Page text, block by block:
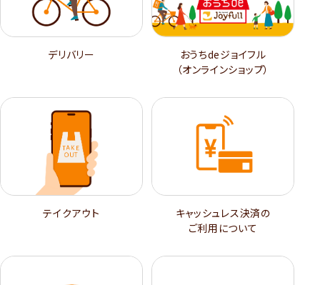
デリバリー
おうちdeジョイフル
（オンラインショップ）
テイクアウト
キャッシュレス決済の
ご利用について